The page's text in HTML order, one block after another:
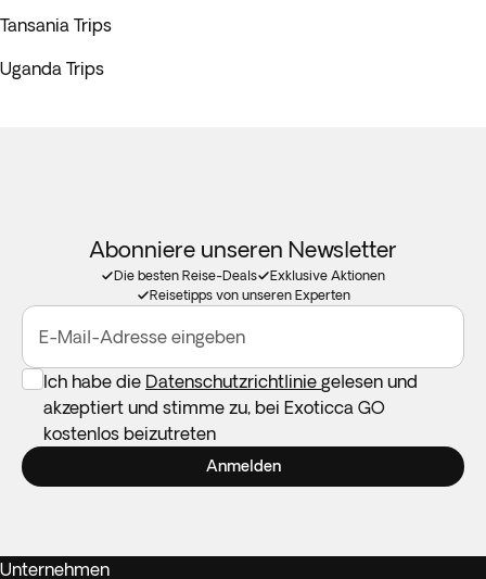
Tansania Trips
Uganda Trips
Abonniere unseren Newsletter
Die besten Reise-Deals
Exklusive Aktionen
Reisetipps von unseren Experten
E-Mail-Adresse eingeben
Ich habe die Datenschutzrichtlinie gelesen und
akzeptiert und stimme zu, bei Exoticca GO
kostenlos beizutreten
Anmelden
Unternehmen